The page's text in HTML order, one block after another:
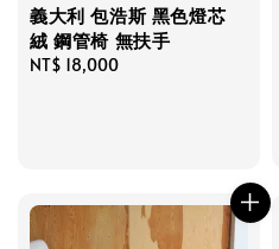
義大利 包浩斯 黑色燈芯
絨 鋼管椅 無扶手
Regular
NT$ 18,000